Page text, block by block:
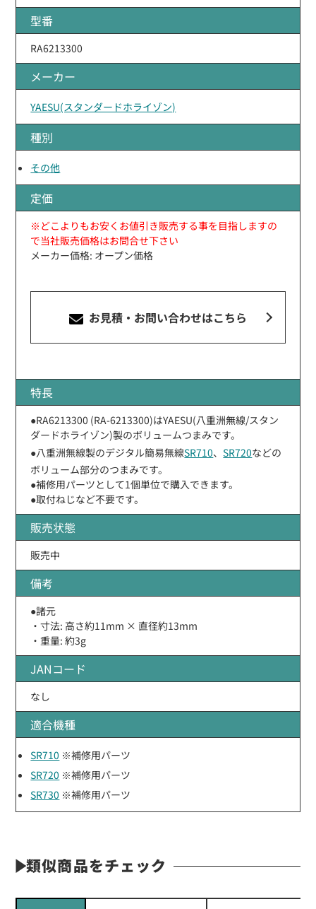
型番
RA6213300
メーカー
YAESU(スタンダードホライゾン)
種別
その他
定価
※どこよりもお安くお値引き販売する事を目指しますの
で当社販売価格はお問合せ下さい
メーカー価格: オープン価格
お見積・お問い合わせはこちら
特長
●RA6213300 (RA-6213300)はYAESU(八重洲無線/スタン
ダードホライゾン)製のボリュームつまみです。
●八重洲無線製のデジタル簡易無線SR710、SR720などの
ボリューム部分のつまみです。
●補修用パーツとして1個単位で購入できます。
●取付ねじなど不要です。
販売状態
販売中
備考
●諸元
・寸法: 高さ約11mm × 直径約13mm
・重量: 約3g
JANコード
なし
適合機種
SR710 ※補修用パーツ
SR720 ※補修用パーツ
SR730 ※補修用パーツ
類似商品をチェック